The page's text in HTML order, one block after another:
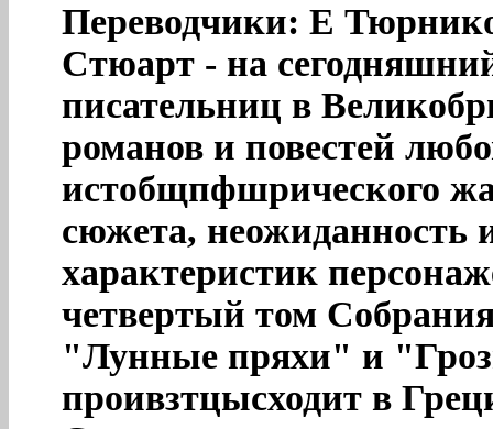
Переводчики: Е
Стюарт - на
писательниц в
романов и повестей
истобщпфшрического
сюжета, неожиданность
характеристик
четвертый том
"Лунные пряхи" и
проивзтцысходит в